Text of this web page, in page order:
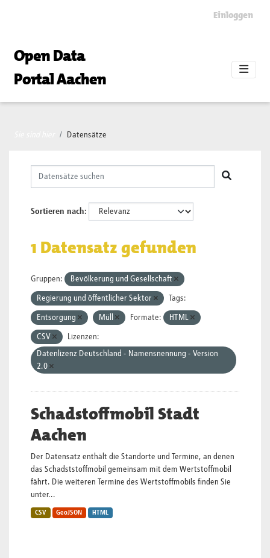
Einloggen
Open Data
Portal Aachen
Datensätze
Sortieren nach
1 Datensatz gefunden
Gruppen: Bevölkerung und Gesellschaft
Regierung und öffentlicher Sektor Tags:
Entsorgung Müll Formate: HTML
CSV
Lizenzen:
Datenlizenz Deutschland - Namensnennung - Version
2.0
Schadstoffmobil Stadt
Aachen
Der Datensatz enthält die Standorte und Termine, an denen
das Schadststoffmobil gemeinsam mit dem Wertstoffmobil
fährt. Die weiteren Termine des Wertstoffmobils finden Sie
unter...
CSV GeoJSON HTML